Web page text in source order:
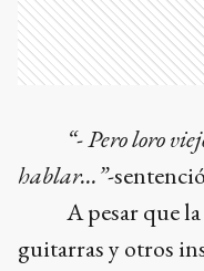
“- Pero loro
hablar…”-
A pesar que la
guitarras y otros